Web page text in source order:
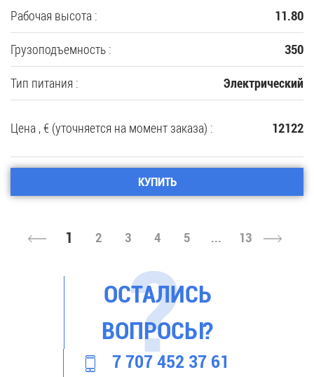
Рабочая высота : 11.80
Грузоподъемность : 350
Тип питания : Электрический
Цена , € (уточняется на момент заказа) : 12122
КУПИТЬ
1 2 3 4 5 ... 13
ОСТАЛИСЬ
ВОПРОСЫ?
7 707 452 37 61